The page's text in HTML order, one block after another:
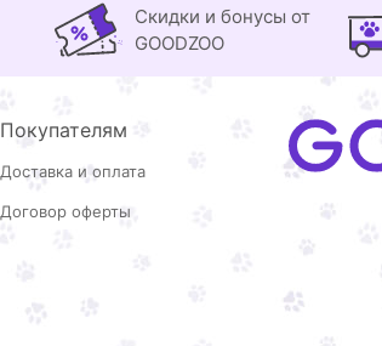
Скидки и бонусы от
GOODZOO
Покупателям
Доставка и оплата
Договор оферты